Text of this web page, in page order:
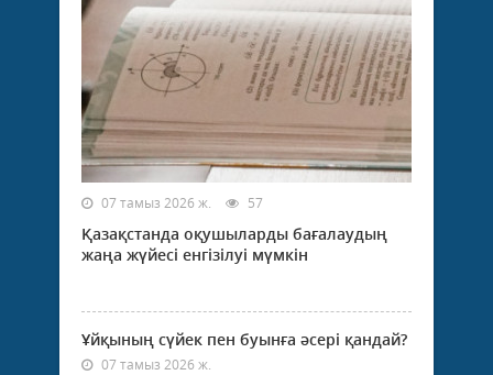
07 тамыз 2026 ж. 57
Қазақстанда оқушыларды бағалаудың
жаңа жүйесі енгізілуі мүмкін
Ұйқының сүйек пен буынға әсері қандай?
07 тамыз 2026 ж.